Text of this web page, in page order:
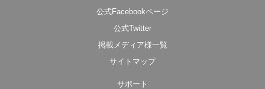
公式Facebookページ
公式Twitter
掲載メディア様一覧
サイトマップ
サポート